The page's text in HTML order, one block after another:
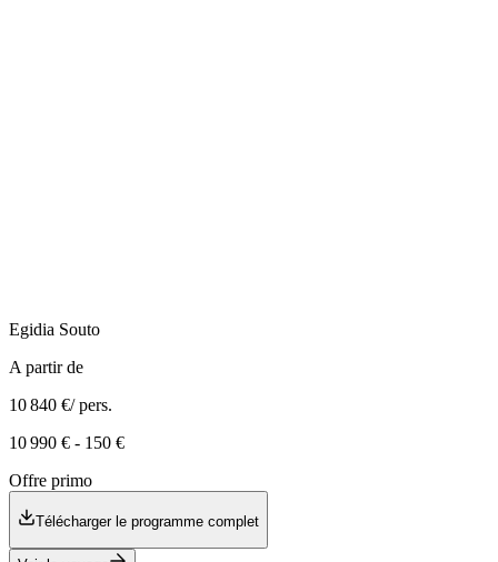
Egidia Souto
A partir de
10 840 €/ pers.
10 990 € - 150 €
Offre primo
Télécharger le programme complet